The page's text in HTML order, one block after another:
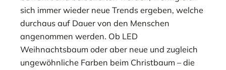
sich immer wieder neue Trends ergeben, welche
durchaus auf Dauer von den Menschen
angenommen werden. Ob LED
Weihnachtsbaum oder aber neue und zugleich
ungewöhnliche Farben beim Christbaum – die